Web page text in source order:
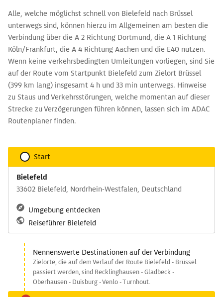
Alle, welche möglichst schnell von Bielefeld nach Brüssel
unterwegs sind, können hierzu im Allgemeinen am besten die
Verbindung über die A 2 Richtung Dortmund, die A 1 Richtung
Köln/Frankfurt, die A 4 Richtung Aachen und die E40 nutzen.
Wenn keine verkehrsbedingten Umleitungen vorliegen, sind Sie
auf der Route vom Startpunkt Bielefeld zum Zielort Brüssel
(399 km lang) insgesamt 4 h und 33 min unterwegs. Hinweise
zu Staus und Verkehrsstörungen, welche momentan auf dieser
Strecke zu Verzögerungen führen können, lassen sich im ADAC
Routenplaner finden.
Start
Bielefeld
33602 Bielefeld, Nordrhein-Westfalen, Deutschland
Umgebung entdecken
Reiseführer Bielefeld
Nennenswerte Destinationen auf der Verbindung
Zielorte, die auf dem Verlauf der Route Bielefeld - Brüssel
passiert werden, sind Recklinghausen - Gladbeck -
Oberhausen - Duisburg - Venlo - Turnhout.